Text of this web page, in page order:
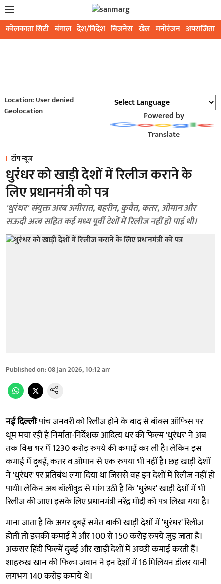
कोलकाता सिटी बंगाल देश/विदेश बिजनेस खेल मनोरंजन अपराजिता
Location: User denied
Geolocation
Powered by
Translate
टॉप न्यूज़
धुरंधर को खाड़ी देशों में रिलीज कराने के
लिए प्रधानमंत्री को पत्र
'धुरंधर' संयुक्त अरब अमीरात, बहरीन, कुवैत, कतर, ओमान और
सऊदी अरब सहित कई मध्य पूर्वी देशों में रिलीज नहीं हो पाई थी।
Published on:08 Jan 2026, 10:12 am
नई दिल्लीःपांच जनवरी को रिलीज होने के बाद से बॉक्स ऑफिस पर
धूम मचा रही है निर्माता-निर्देशक आदित्य धर की फिल्म 'धुरंधर' ने अब
तक विश्व भर में 1230 करोड़ रुपये की कमाई कर ली है। लेकिन इस
कमाई में दुबई, कतर व ओमान से एक रुपया भी नहीं है। छह खाड़ी देशों
ने 'धुरंधर' पर प्रतिबंध लगा दिया था जिससे वह इन देशों में रिलीज नहीं हो
पायी। लेकिन अब बॉलीवुड से मांग उठी है कि 'धुरंधर' खाड़ी देशों में भी
रिलीज की जाए। इसके लिए प्रधानमंत्री नरेंद्र मोदी को पत्र लिखा गया है।
माना जाता है कि अगर दुबई समेत बाकी खाड़ी देशों में 'धुरंधर' रिलीज
होती तो इसकी कमाई में और 100 से 150 करोड़ रुपये जुड़ जाता है।
अकसर हिंदी फिल्में दुबई और खाड़ी देशों में अच्छी कमाई करती हैं।
शाहरुख खान की फिल्म जवान ने इन देशों में 16 मिलियन डॉलर यानी
लगभग 140 करोड़ कमाये थे।